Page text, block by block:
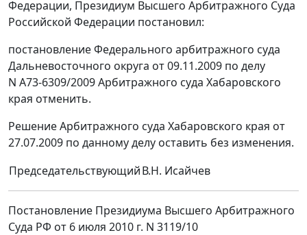
Федерации, Президиум Высшего Арбитражного Суда
Российской Федерации постановил:
постановление Федерального арбитражного суда
Дальневосточного округа от 09.11.2009 по делу
N А73-6309/2009 Арбитражного суда Хабаровского
края отменить.
Решение Арбитражного суда Хабаровского края от
27.07.2009 по данному делу оставить без изменения.
ПредседательствующийВ.Н. Исайчев
Постановление Президиума Высшего Арбитражного
Суда РФ от 6 июля 2010 г. N 3119/10